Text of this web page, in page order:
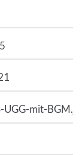
UGG-mit-